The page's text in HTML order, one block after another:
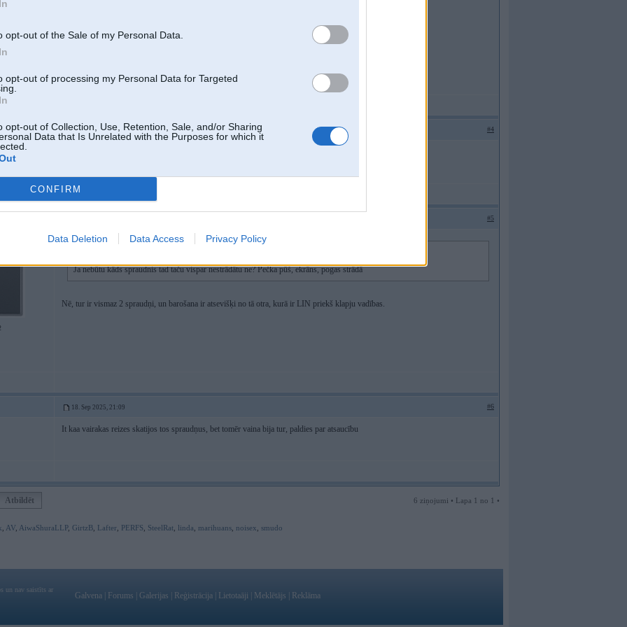
opt-out of the Sale of my Personal Data.
opt-out of processing my Personal Data for Targeted
opt-out of Collection, Use, Retention, Sale, and/or Sharing
Data that Is Unrelated with the Purposes for which it
CONFIRM
Data Deletion Data Access Privacy Policy
18. Sep 2025, 14:48 #4
#5
Ja nebūtu kāds spraudnis tad taču vispar nestrādātu ne? Pečka pūš, ekrāns, pogas strādā
Nē, tur ir vismaz 2 spraudņi, un barošana ir atsevišķi no tā otra, kurā ir LIN priekš klapju vadības.
18. Sep 2025, 21:09 #6
It kaa vairakas reizes skatijos tos spraudņus, bet tomēr vaina bija tur, paldies par atsaucību
Atbildēt 6 ziņojumi • Lapa 1 no 1 •
AV AiwaShuraLLP, GirtzB Lafter PERFS SteelRat linda marihuans noisex smudo
un nav saistīts ar
Galvena Forums Galerijas Reģistrācija Lietotaāji Meklētājs Reklāma